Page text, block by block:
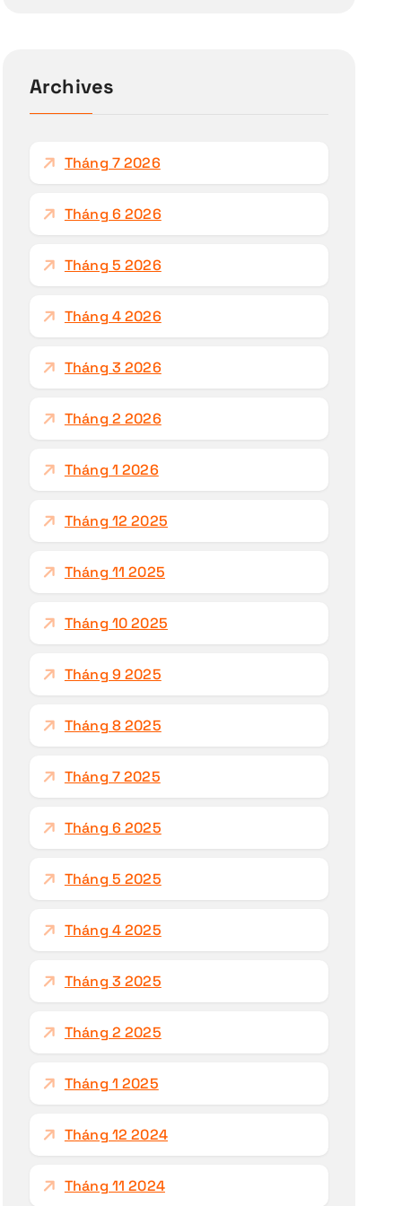
ế
Archives
Tháng 7 2026
Tháng 6 2026
Tháng 5 2026
Tháng 4 2026
Tháng 3 2026
Tháng 2 2026
Tháng 1 2026
Tháng 12 2025
Tháng 11 2025
Tháng 10 2025
Tháng 9 2025
Tháng 8 2025
Tháng 7 2025
Tháng 6 2025
Tháng 5 2025
Tháng 4 2025
Tháng 3 2025
Tháng 2 2025
Tháng 1 2025
Tháng 12 2024
Tháng 11 2024